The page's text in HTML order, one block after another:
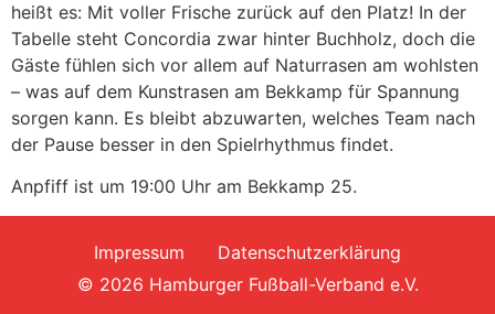
heißt es: Mit voller Frische zurück auf den Platz! In der
Tabelle steht Concordia zwar hinter Buchholz, doch die
Gäste fühlen sich vor allem auf Naturrasen am wohlsten
– was auf dem Kunstrasen am Bekkamp für Spannung
sorgen kann. Es bleibt abzuwarten, welches Team nach
der Pause besser in den Spielrhythmus findet.
Anpfiff ist um 19:00 Uhr am Bekkamp 25.
Impressum
Datenschutzerklärung
© 2026 Hamburger Fußball-Verband e.V.